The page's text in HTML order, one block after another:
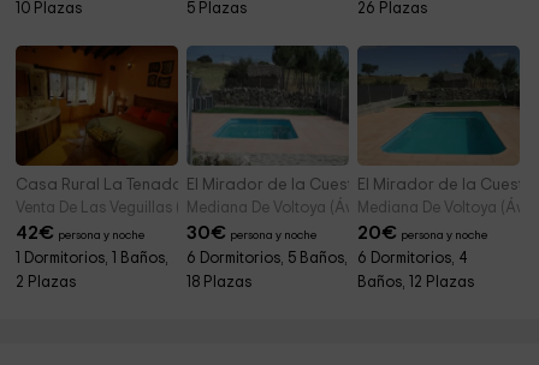
10 Plazas
5 Plazas
26 Plazas
Casa Rural La Tenada
Venta De Las Veguillas (Ávila)
42€ persona y noche
1 Dormitorios, 1 Baños,
2 Plazas
El Mirador de la Cuesta del Encinar 1
Mediana De Voltoya (Ávila)
30€ persona y noche
6 Dormitorios, 5 Baños,
18 Plazas
El Mirador de la Cuesta
Mediana De Voltoya
20€ persona y noche
6 Dormitorios, 4
Baños, 12 Plazas